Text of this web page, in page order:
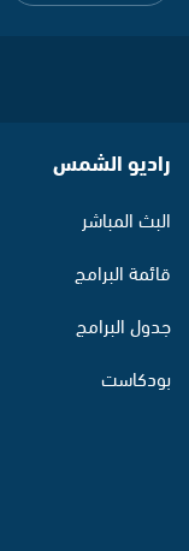
راديو الشمس
البث المباشر
قائمة البرامج
جدول البرامج
بودكاست